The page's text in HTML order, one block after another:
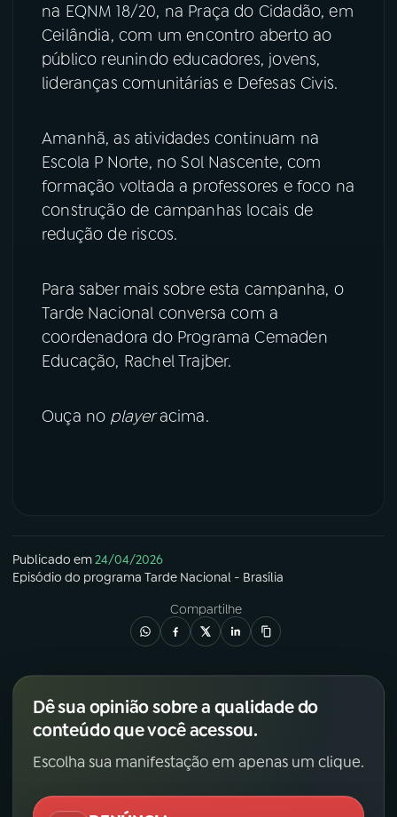
na EQNM 18/20, na Praça do Cidadão, em
Ceilândia, com um encontro aberto ao
público reunindo educadores, jovens,
lideranças comunitárias e Defesas Civis.
Amanhã, as atividades continuam na
Escola P Norte, no Sol Nascente, com
formação voltada a professores e foco na
construção de campanhas locais de
redução de riscos.
Para saber mais sobre esta campanha, o
Tarde Nacional conversa com a
coordenadora do Programa Cemaden
Educação, Rachel Trajber.
Ouça no playeracima.
Publicado em24/04/2026
Episódio do programa Tarde Nacional - Brasília
Compartilhe
Dê sua opinião sobre a qualidade do
conteúdo que você acessou.
Escolha sua manifestação em apenas um clique.